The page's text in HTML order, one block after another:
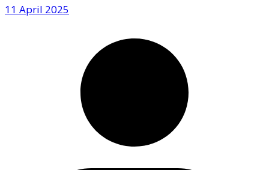
11 April 2025